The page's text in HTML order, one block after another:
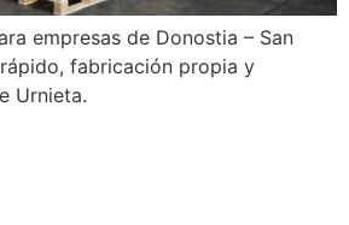
empresas de Donostia – San
fabricación propia y
Urnieta.